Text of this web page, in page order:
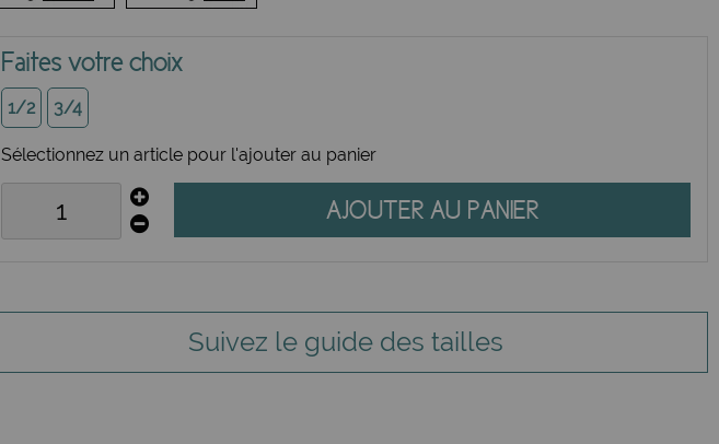
Faites votre choix
1/2 3/4
Sélectionnez un article pour l'ajouter au panier
AJOUTER AU PANIER
Suivez le guide des tailles